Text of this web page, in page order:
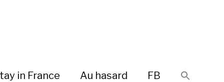
in France Au hasard FB